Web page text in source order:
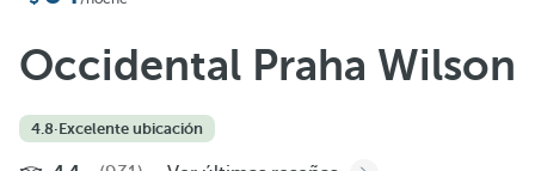
Occidental Praha Wilson
4.8·Excelente ubicación